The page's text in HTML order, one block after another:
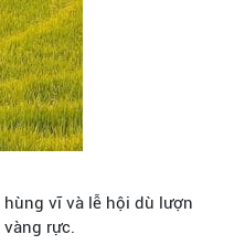
hùng vĩ và lễ hội dù lượn
rực.